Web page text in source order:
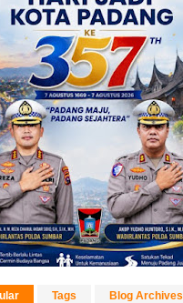
Tags Blog Archives